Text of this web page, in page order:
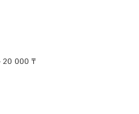
20 000 ₸